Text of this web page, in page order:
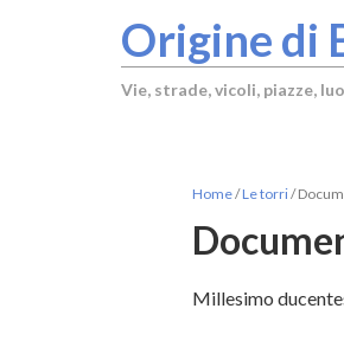
Origine di
Vie, strade, vicoli, piazze,
Home/Le torri/
Millesimo